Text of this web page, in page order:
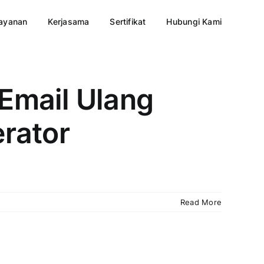
Kerjasama Sertifikat Hubungi Kami
Ulang
Read More